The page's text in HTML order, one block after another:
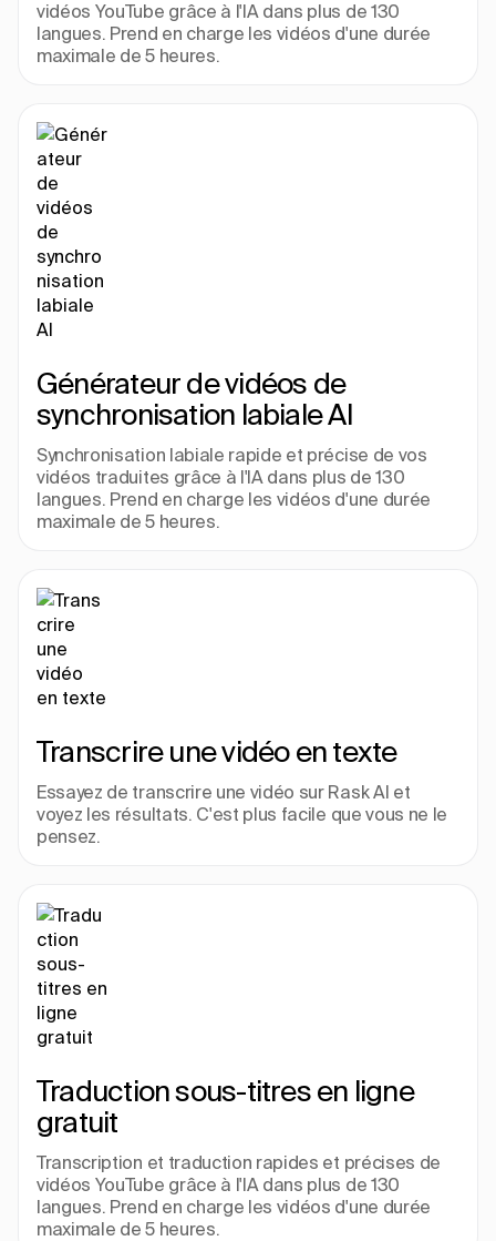
vidéos YouTube grâce à l'IA dans plus de 130
langues. Prend en charge les vidéos d'une durée
maximale de 5 heures.
Générateur de vidéos de
synchronisation labiale AI
Synchronisation labiale rapide et précise de vos
vidéos traduites grâce à l'IA dans plus de 130
langues. Prend en charge les vidéos d'une durée
maximale de 5 heures.
Transcrire une vidéo en texte
Essayez de transcrire une vidéo sur Rask AI et
voyez les résultats. C'est plus facile que vous ne le
pensez.
Traduction sous-titres en ligne
gratuit
Transcription et traduction rapides et précises de
vidéos YouTube grâce à l'IA dans plus de 130
langues. Prend en charge les vidéos d'une durée
maximale de 5 heures.